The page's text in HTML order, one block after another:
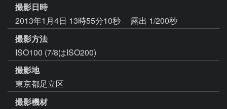
撮影日時
2013年1月4日 13時55分10秒
露出 1/200秒
撮影方法
ISO100 (7/8はISO200)
撮影地
東京都足立区
撮影機材